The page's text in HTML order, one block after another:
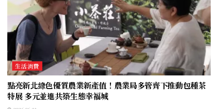
生活消費
點亮新北綠色優質農業新產值！農業局多管齊下推動包種茶
特展 多元並進共築生態幸福城